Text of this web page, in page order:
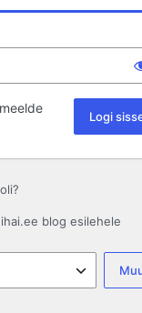
blog esilehele